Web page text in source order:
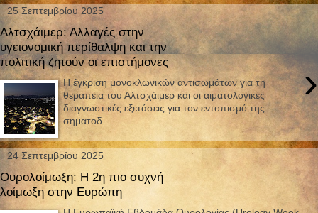
25 Σεπτεμβρίου 2025
Αλτσχάιμερ: Αλλαγές στην
υγειονομική περίθαλψη και την
πολιτική ζητούν οι επιστήμονες
›
Η έγκριση μονοκλωνικών αντισωμάτων για τη
θεραπεία του Αλτσχάιμερ και οι αιματολογικές
διαγνωστικές εξετάσεις για τον εντοπισμό της
σηματοδ...
24 Σεπτεμβρίου 2025
Ουρολοίμωξη: Η 2η πιο συχνή
λοίμωξη στην Ευρώπη